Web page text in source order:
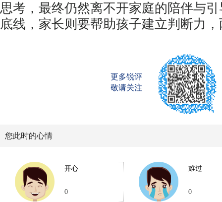
思考，最终仍然离不开家庭的陪伴与
底线，家长则要帮助孩子建立判断力
更多锐评
敬请关注
您此时的心情
开心
0
难过
0